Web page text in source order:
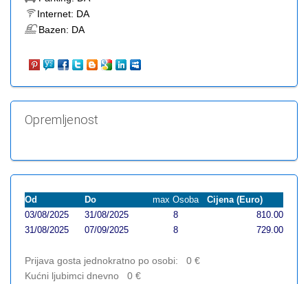
Internet: DA
Bazen: DA
Opremljenost
Od Do max Osoba
Cijena (Euro)
03/08/2025
31/08/2025 8
810.00
31/08/2025
07/09/2025 8 729.00
Prijava gosta jednokratno po osobi: 0 €
Kućni ljubimci dnevno
0 €